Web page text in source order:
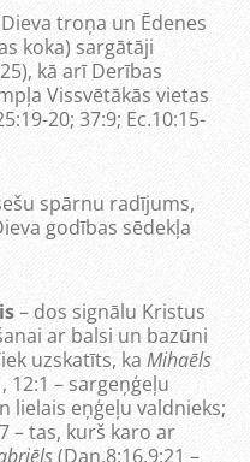
troņa un Ēdenes
koka) sargātāji
kā arī Derības
Vissvētākās vietas
20; 37:9; Ec.10:15-
spārnu radījums,
godības sēdekļa
– dos signālu Kristus
ar balsi un bazūni
uzskatīts, ka Mihaēls
12:1 – sargeņģeļu
lielais eņģeļu valdnieks;
– tas, kurš karo ar
(Dan.8:16,9:21 –